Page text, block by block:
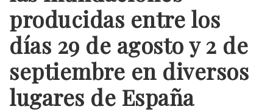
producidas entre los
días 29 de agosto y 2 de
septiembre en diversos
lugares de España